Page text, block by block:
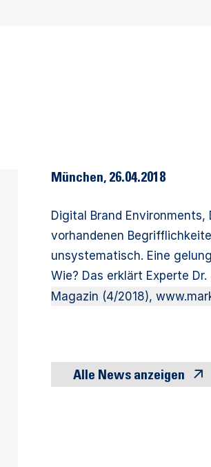
München, 26.04.2018
Digital Brand
vorhandenen
unsystematisch. Eine
Wie? Das erklärt Experte
Magazin (4/2018),
Alle News anzeigen